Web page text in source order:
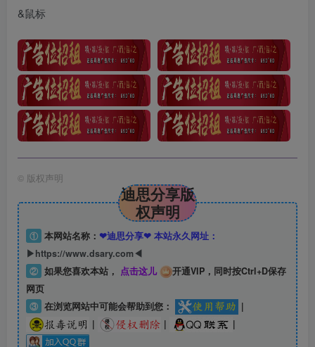
&鼠标
© 版权声明
迪思分享版
权声明
① 本网站名称： ❤迪思分享❤ 本站永久网址：
▶https://www.dsary.com◀
② 如果您喜欢本站， 点击这儿
开通VIP，同时按Ctrl+D保存
网页
③ 在浏览网站中可能会帮助到您：
|
|
| |